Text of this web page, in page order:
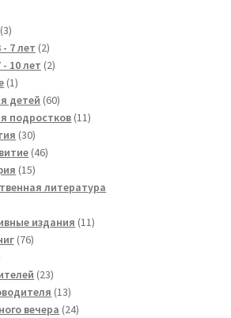
33
products
7 лет 22
products
10 лет 22
11
product
детей 6060
products
подростков 1111
3030
products
4646
1515
products
литература
издания 1111
7676
2323
products
1313
products
вечера 2424